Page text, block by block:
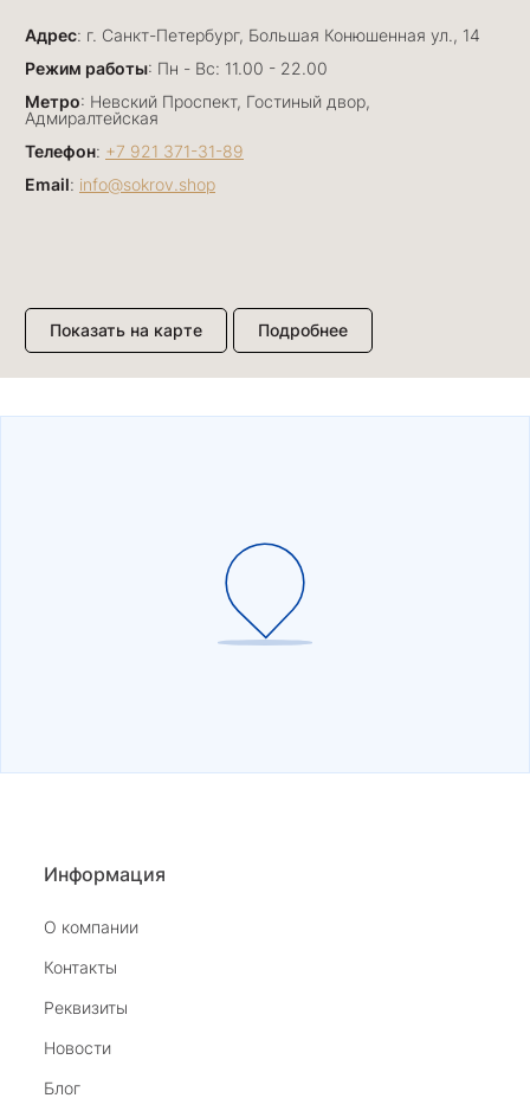
Адрес: г. Санкт-Петербург, Большая Конюшенная ул., 14
Режим работы: Пн - Вс: 11.00 - 22.00
Метро: Невский Проспект, Гостиный двор,
Адмиралтейская
Телефон: +7 921 371-31-89
Email: info@sokrov.shop
Показать на карте Подробнее
Информация
О компании
Контакты
Реквизиты
Новости
Блог